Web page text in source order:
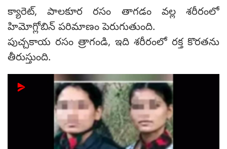
క్యారెట్, పాలకూర రసం తాగడం వల్ల శరీరంలో
హిమోగ్లోబిన్ పరిమాణం పెరుగుతుంది.
పుచ్చకాయ రసం త్రాగండి, ఇది శరీరంలో రక్త కొరతను
తీరుస్తుంది.